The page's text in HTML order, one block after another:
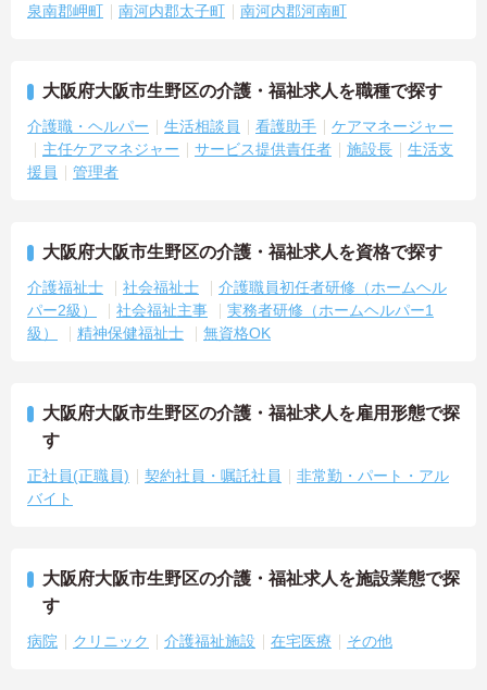
泉南郡岬町
南河内郡太子町 南河内郡河南町
大阪府大阪市生野区の介護・福祉求人を職種で探す
介護職・ヘルパー 生活相談員 看護助手
ケアマネージャー
主任ケアマネジャー
サービス提供責任者 施設長
生活支
援員
管理者
大阪府大阪市生野区の介護・福祉求人を資格で探す
介護福祉士 社会福祉士
介護職員初任者研修（ホームヘル
パー2級）
社会福祉主事
実務者研修（ホームヘルパー1
級）
精神保健福祉士 無資格OK
大阪府大阪市生野区の介護・福祉求人を雇用形態で探
す
正社員(正職員) 契約社員・嘱託社員
非常勤・パート・アル
バイト
大阪府大阪市生野区の介護・福祉求人を施設業態で探
す
病院 クリニック 介護福祉施設 在宅医療 その他